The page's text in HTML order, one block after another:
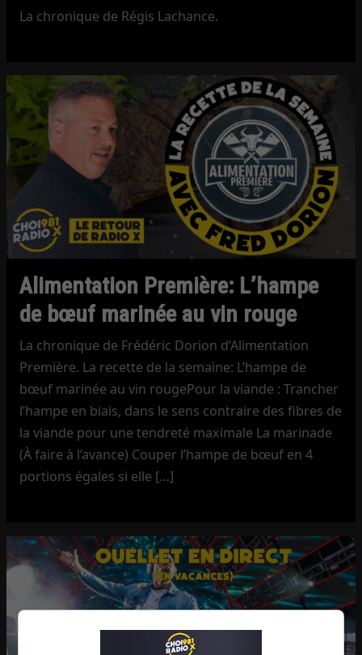
La chronique de Régis Lachance.
Alimentation Première: L’hampe
de bœuf marinée au vin rouge
La chronique de Frédéric Dorion d’Alimentation
Première. La recette de la semaine: L’hampe de
bœuf marinée au vin rougePour la viande : Trancher
l’hampe en biais, dans le sens contraire des fibres de
la viande pour une tendreté maximale La marinade
(À faire à l’avance) Couper l’hampe de bœuf en 4
portions égales si elle […]